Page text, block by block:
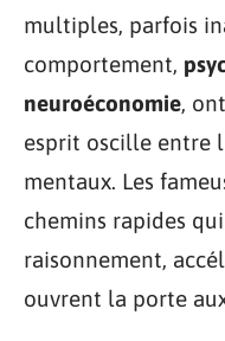
multiples, parfois
comportement,
neuroéconomie,
esprit oscille entre
mentaux. Les
chemins rapides
raisonnement,
ouvrent la porte